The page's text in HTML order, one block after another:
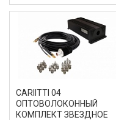
CARIITTI 04
ОПТОВОЛОКОННЫЙ
КОМПЛЕКТ ЗВЕЗДНОЕ